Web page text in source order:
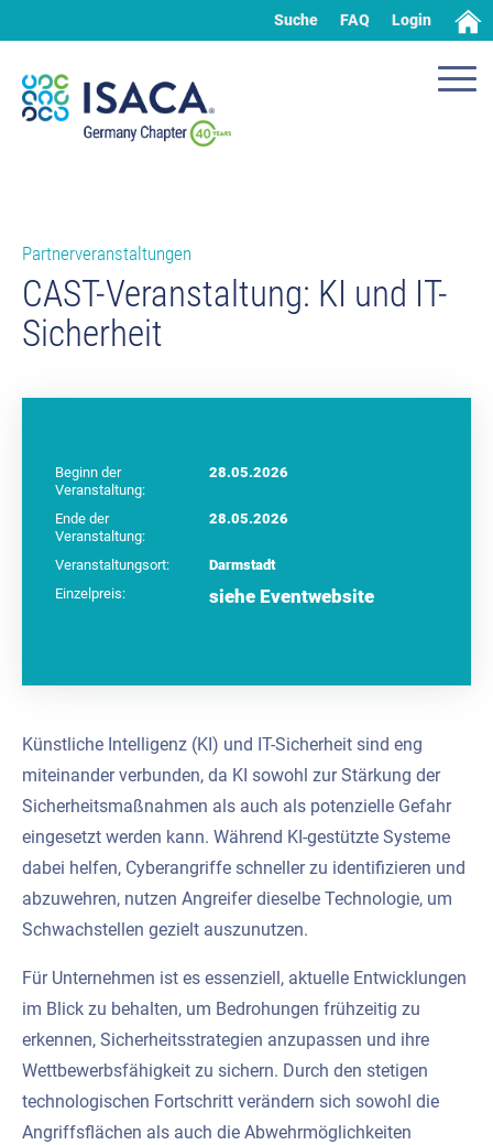
Suche FAQ Login
Partnerveranstaltungen
CAST-Veranstaltung: KI und IT-
Sicherheit
Beginn der
Veranstaltung:
28.05.2026
Ende der
Veranstaltung:
28.05.2026
Veranstaltungsort:
Darmstadt
Einzelpreis:
siehe Eventwebsite
Künstliche Intelligenz (KI) und IT-Sicherheit sind eng
miteinander verbunden, da KI sowohl zur Stärkung der
Sicherheitsmaßnahmen als auch als potenzielle Gefahr
eingesetzt werden kann. Während KI-gestützte Systeme
dabei helfen, Cyberangriffe schneller zu identifizieren und
abzuwehren, nutzen Angreifer dieselbe Technologie, um
Schwachstellen gezielt auszunutzen.
Für Unternehmen ist es essenziell, aktuelle Entwicklungen
im Blick zu behalten, um Bedrohungen frühzeitig zu
erkennen, Sicherheitsstrategien anzupassen und ihre
Wettbewerbsfähigkeit zu sichern. Durch den stetigen
technologischen Fortschritt verändern sich sowohl die
Angriffsflächen als auch die Abwehrmöglichkeiten